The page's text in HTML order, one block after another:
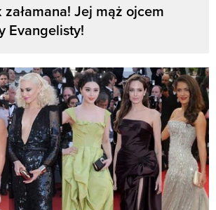
Jej mąż ojcem
Evangelisty!